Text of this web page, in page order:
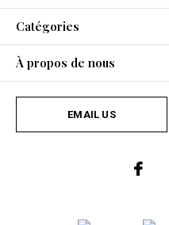
Catégories
À propos de nous
EMAIL US